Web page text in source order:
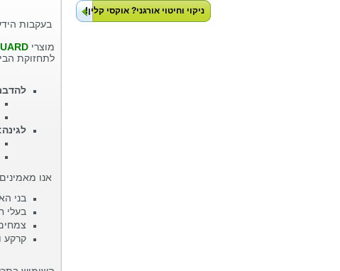
ניקוי וחיטוי אורגני? אוקסי קלין!
בעקבות
מוצרי
לתחזוקת
לגינה:
אנו
בעלי
קרקע